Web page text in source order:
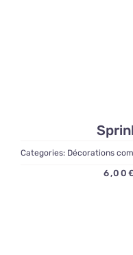
Categories: Décorations
6,00